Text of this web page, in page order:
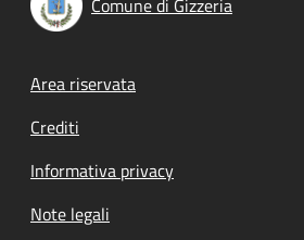
Comune di Gizzeria
Footer menu
Area riservata
Crediti
Informativa privacy
Note legali